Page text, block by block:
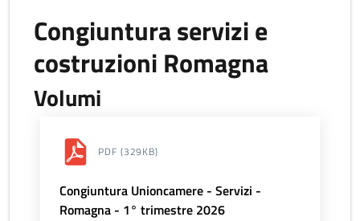
Congiuntura servizi e
costruzioni Romagna
Volumi
PDF (329KB)
Congiuntura Unioncamere - Servizi -
Romagna - 1° trimestre 2026